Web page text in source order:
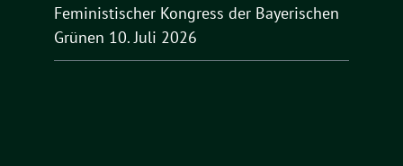
Feministischer Kongress der Bayerischen
Grünen 10. Juli 2026